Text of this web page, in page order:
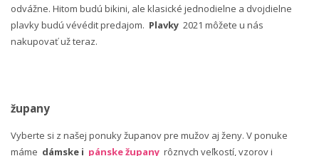
odvážne. Hitom budú bikini, ale klasické jednodielne a dvojdielne
plavky budú vévédit predajom. Plavky 2021 môžete u nás
nakupovať už teraz.
župany
Vyberte si z našej ponuky županov pre mužov aj ženy. V ponuke
máme dámske i pánske župany rôznych veľkostí, vzorov i